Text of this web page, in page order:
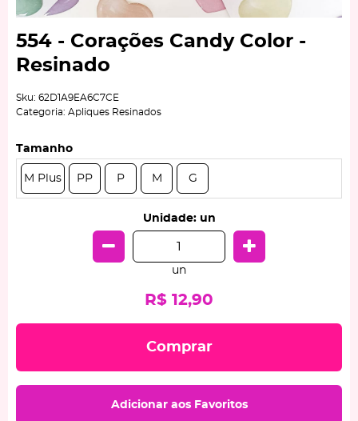
554 - Corações Candy Color -
Resinado
Sku: 62D1A9EA6C7CE
Categoria: Apliques Resinados
Tamanho
M Plus PP P M G
Unidade: un
un
R$ 12,90
Comprar
Adicionar aos Favoritos